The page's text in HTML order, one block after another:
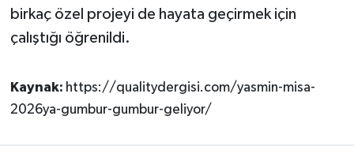
birkaç özel projeyi de hayata geçirmek için
çalıştığı öğrenildi.
Kaynak: https://qualitydergisi.com/yasmin-misa-
2026ya-gumbur-gumbur-geliyor/